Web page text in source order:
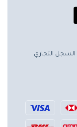
السجل التجاري